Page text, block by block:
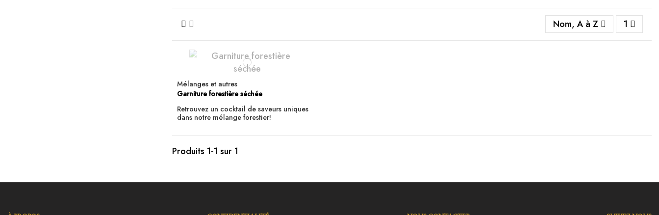
Nom, A à Z 1
Mélanges et autres
Garniture forestière séchée
Retrouvez un cocktail de saveurs uniques
dans notre mélange forestier!
Produits 1-1 sur 1